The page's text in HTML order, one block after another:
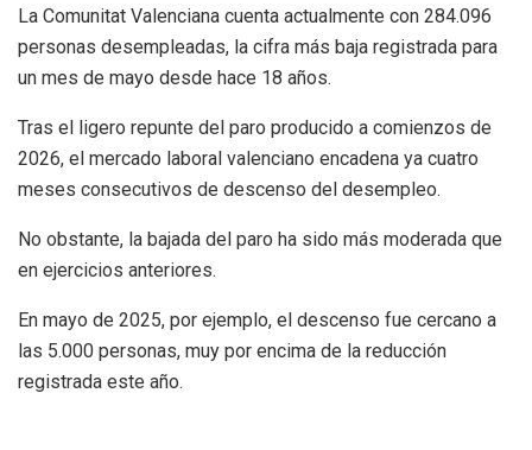
La Comunitat Valenciana cuenta actualmente con 284.096
personas desempleadas, la cifra más baja registrada para
un mes de mayo desde hace 18 años.
Tras el ligero repunte del paro producido a comienzos de
2026, el mercado laboral valenciano encadena ya cuatro
meses consecutivos de descenso del desempleo.
No obstante, la bajada del paro ha sido más moderada que
en ejercicios anteriores.
En mayo de 2025, por ejemplo, el descenso fue cercano a
las 5.000 personas, muy por encima de la reducción
registrada este año.